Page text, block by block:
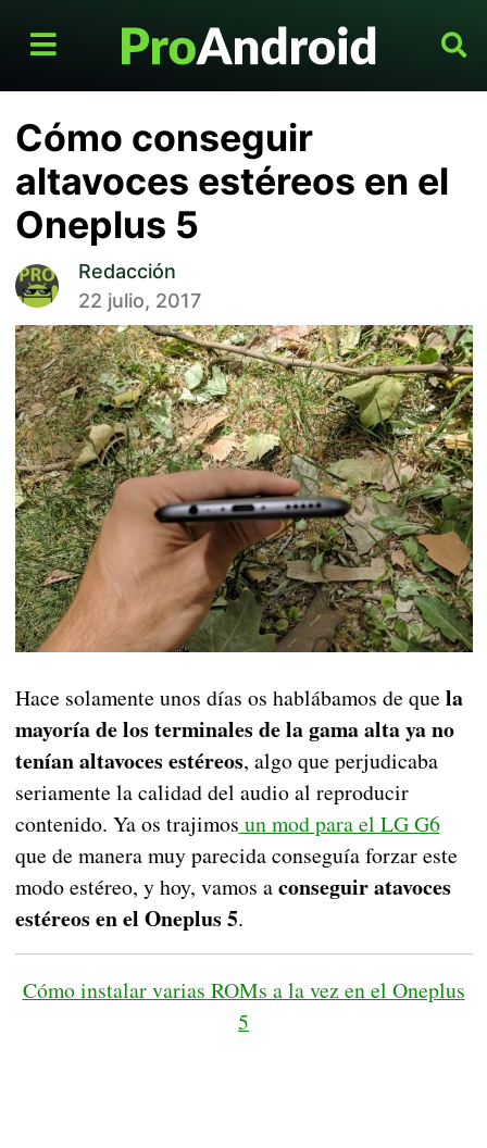
Cómo conseguir
altavoces estéreos en el
Oneplus 5
Redacción
22 julio, 2017
Hace solamente unos días os hablábamos de que la
mayoría de los terminales de la gama alta ya no
tenían altavoces estéreos, algo que perjudicaba
seriamente la calidad del audio al reproducir
contenido. Ya os trajimos un mod para el LG G6
que de manera muy parecida conseguía forzar este
modo estéreo, y hoy, vamos aconseguir atavoces
estéreos en el Oneplus 5.
Cómo instalar varias ROMs a la vez en el Oneplus
5